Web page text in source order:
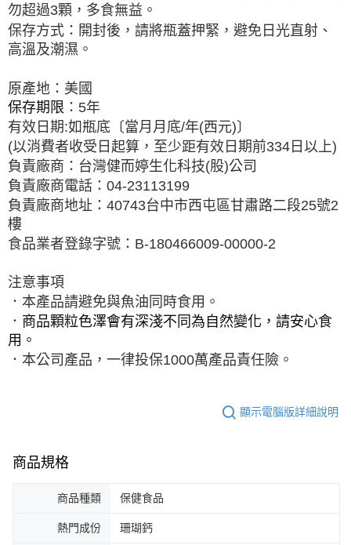
勿超過3顆，多食無益。
保存方式：開封後，請將瓶蓋押緊，避免日光直射、
高溫及潮濕。
原產地：美國
保存期限 ： 5年
有效日期:如瓶底〔當月月底/年(西元)〕
(以消費者收受日起算，至少距有效日期前334 日以上)
負責廠商：台灣健而婷生化科技(股)公司
負責廠商電話： 04-23113199
負責廠商地址： 40743台中市西屯區甘肅路二段25號2
樓
食品業者登錄字號： B-180466009-00000-2
注意事項
．本產品請避免與魚油同時食用。
． 商品顆粒色澤會有深淺不同為自然變化，請安心食
用。
．本公司產品，一律投保1000萬產品責任險。
顯示電腦版詳細說明
商品規格
商品種類 保健食品
熱門成份 珊瑚鈣